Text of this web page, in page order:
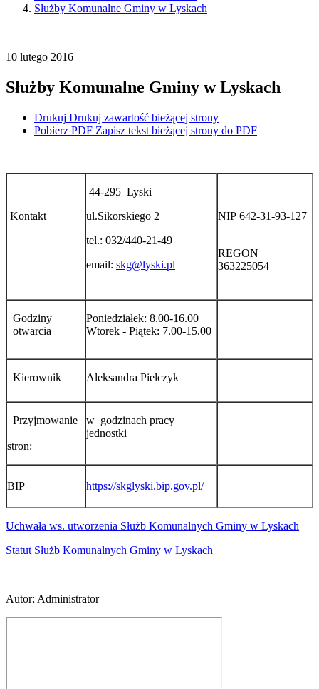
Służby Komunalne Gminy w Lyskach
10 lutego 2016
Służby Komunalne Gminy w Lyskach
Drukuj Drukuj zawartość bieżącej strony
Pobierz PDF Zapisz tekst bieżącej strony do PDF
Kontakt
44-295 Lyski
ul.Sikorskiego 2
tel.: 032/440-21-49
email: skg@lyski.pl
NIP 642-31-93-127
REGON
363225054
Godziny
otwarcia
Poniedziałek: 8.00-16.00
Wtorek - Piątek: 7.00-15.00
Kierownik Aleksandra Pielczyk
Przyjmowanie
stron:
w godzinach pracy
jednostki
BIP https://skglyski.bip.gov.pl/
Uchwała ws. utworzenia Służb Komunalnych Gminy w Lyskach
Statut Służb Komunalnych Gminy w Lyskach
Autor: Administrator